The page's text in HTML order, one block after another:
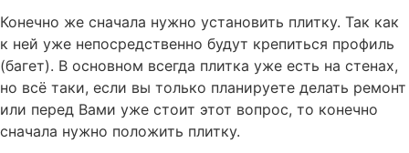
Конечно же сначала нужно установить плитку. Так как
к ней уже непосредственно будут крепиться профиль
(багет). В основном всегда плитка уже есть на стенах,
но всё таки, если вы только планируете делать ремонт
или перед Вами уже стоит этот вопрос, то конечно
сначала нужно положить плитку.